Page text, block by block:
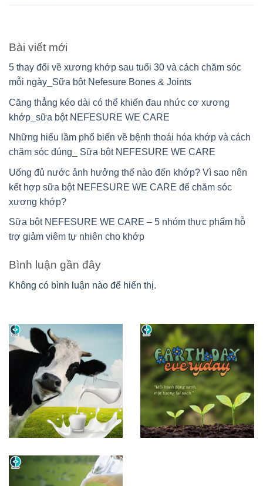
Bài viết mới
5 thay đổi về xương khớp sau tuổi 30 và cách chăm sóc
mỗi ngày_Sữa bột Nefesure Bones & Joints
Căng thẳng kéo dài có thể khiến đau nhức cơ xương
khớp_sữa bột NEFESURE WE CARE
Những hiểu lầm phổ biến về bệnh thoái hóa khớp và cách
chăm sóc đúng_ Sữa bột NEFESURE WE CARE
Uống đủ nước ảnh hưởng thế nào đến khớp? Vì sao nên
kết hợp sữa bột NEFESURE WE CARE để chăm sóc
xương khớp?
Sữa bột NEFESURE WE CARE – 5 nhóm thực phẩm hỗ
trợ giảm viêm tự nhiên cho khớp
Bình luận gần đây
Không có bình luận nào để hiển thị.